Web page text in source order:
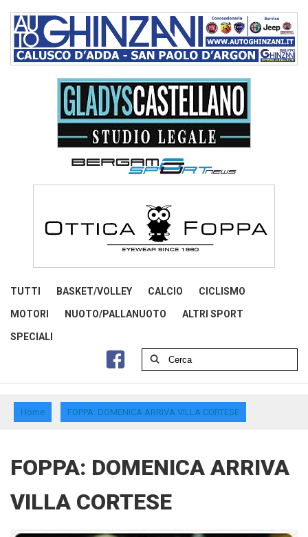
TUTTI BASKET/VOLLEY CALCIO CICLISMO
MOTORI NUOTO/PALLANUOTO ALTRI SPORT
SPECIALI
Home FOPPA: DOMENICA ARRIVA VILLA CORTESE
FOPPA: DOMENICA ARRIVA
VILLA CORTESE